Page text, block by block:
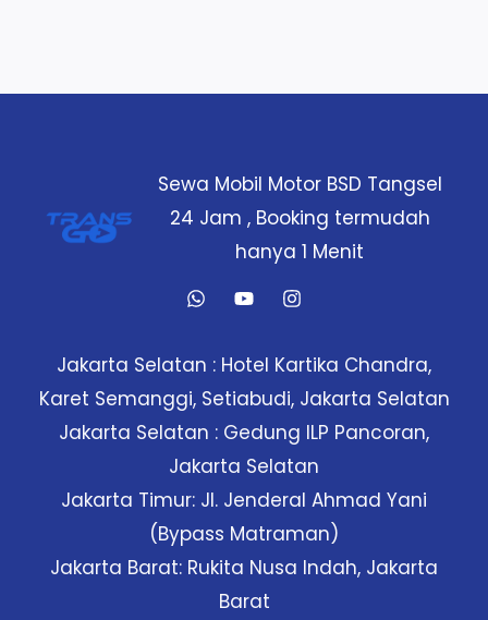
Sewa Mobil Motor BSD Tangsel
24 Jam , Booking termudah
hanya 1 Menit
Jakarta Selatan : Hotel Kartika Chandra,
Karet Semanggi, Setiabudi, Jakarta Selatan
Jakarta Selatan : Gedung ILP Pancoran,
Jakarta Selatan
Jakarta Timur: Jl. Jenderal Ahmad Yani
(Bypass Matraman)
Jakarta Barat: Rukita Nusa Indah, Jakarta
Barat